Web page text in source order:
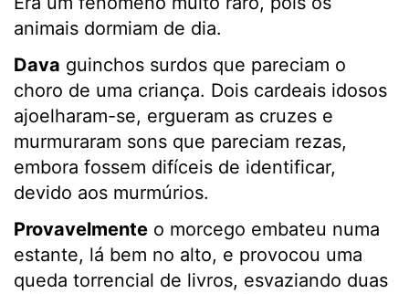
animais dormiam de dia.
Dava guinchos surdos que pareciam o
choro de uma criança. Dois cardeais idosos
ajoelharam-se, ergueram as cruzes e
murmuraram sons que pareciam rezas,
embora fossem difíceis de identificar,
devido aos murmúrios.
Provavelmente o morcego embateu numa
estante, lá bem no alto, e provocou uma
queda torrencial de livros, esvaziando duas